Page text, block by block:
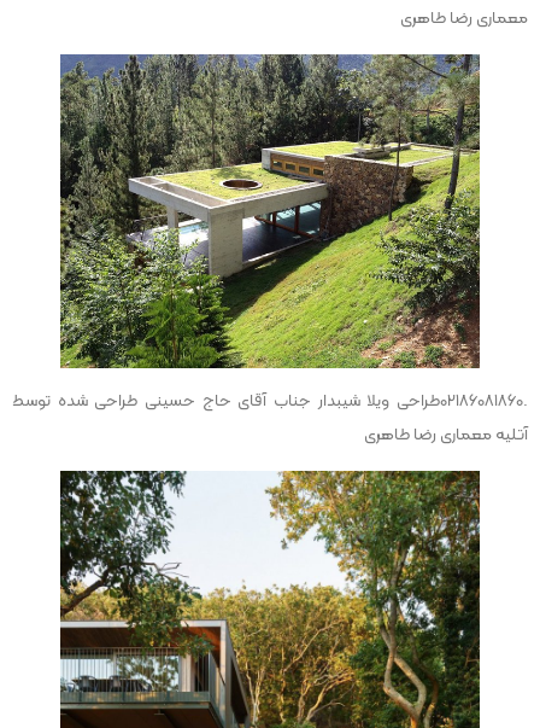
معماری رضا طاهری
.02186081860طراحی ویلا شیبدار جناب آقای حاج حسینی طراحی شده توسط
آتلیه معماری رضا طاهری